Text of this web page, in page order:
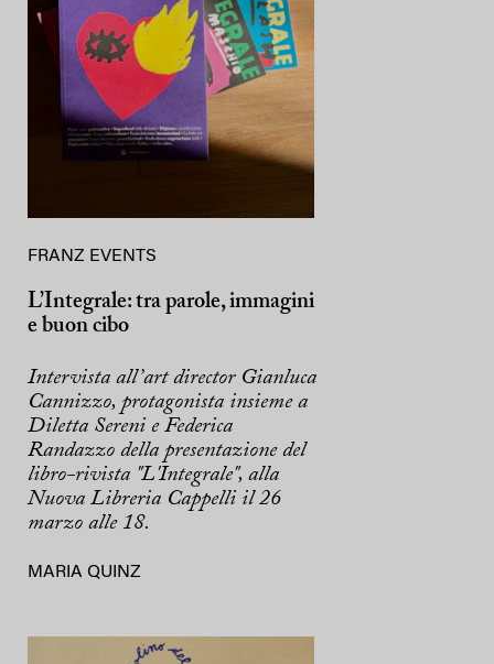
FRANZ EVENTS
L’Integrale: tra parole, immagini
e buon cibo
Intervista all’art director Gianluca
Cannizzo, protagonista insieme a
Diletta Sereni e Federica
Randazzo della presentazione del
libro-rivista "L'Integrale", alla
Nuova Libreria Cappelli il 26
marzo alle 18.
MARIA QUINZ